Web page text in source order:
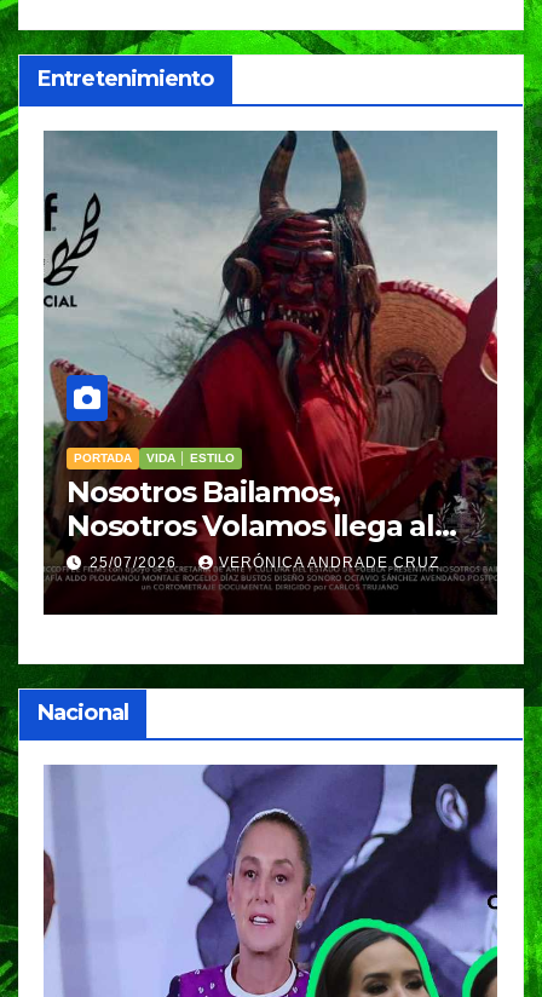
Entretenimiento
PORTADA VIDA │ ESTILO
Nosotros Bailamos,
Nosotros Volamos llega al
GIFF
25/07/2026 VERÓNICA ANDRADE CRUZ
Nacional